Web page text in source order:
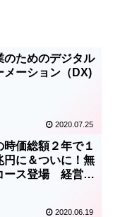
のためのデジタル
メーション（DX)
2020.07.25
時価総額２年で１
円に＆ついに！無
ース登場 経営学
2020.06.19